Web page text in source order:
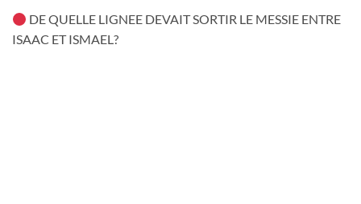
DE QUELLE LIGNEE DEVAIT SORTIR LE MESSIE ENTRE
ISAAC ET ISMAEL?